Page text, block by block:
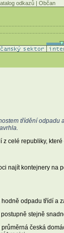
odkazů | Občan
třídění
republiky,
najít kontejnery
odpadu třídí a
stejně
česká